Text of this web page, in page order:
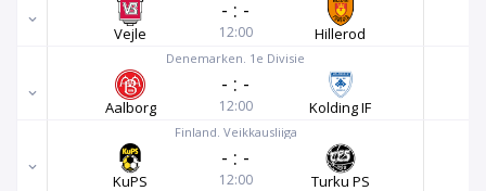
Vejle
- : -
12:00 Hillerod
Denemarken. 1e Divisie
Aalborg
- : -
12:00 Kolding IF
Finland. Veikkausliiga
KuPS
- : -
12:00 Turku PS